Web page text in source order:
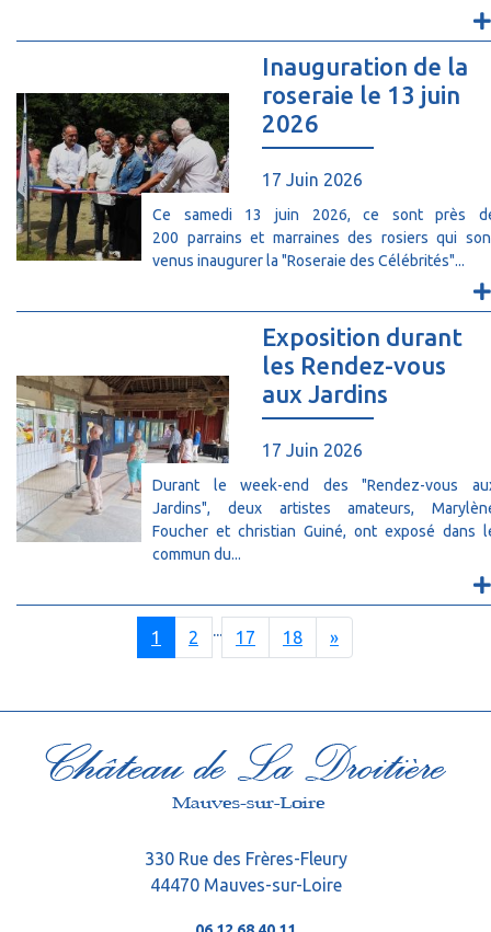
Inauguration de la
roseraie le 13 juin
2026
17 Juin 2026
Ce samedi 13 juin 2026, ce sont près
200 parrains et marraines des rosiers qui
venus inaugurer la "Roseraie des Célébrités"...
Exposition durant
les Rendez-vous
aux Jardins
17 Juin 2026
Durant le week-end des "Rendez-vous
Jardins", deux artistes amateurs,
Foucher et christian Guiné, ont exposé dans
commun du...
1 2 ... 17 18 »Next
330 Rue des Frères-Fleury
44470 Mauves-sur-Loire